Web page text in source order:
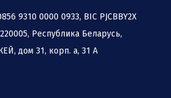
9310 0000 0933, BIC PJCBBY2X
Республика Беларусь,
дом 31, корп. а, 31 А